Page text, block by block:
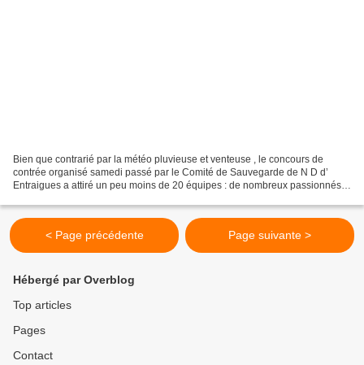
Bien que contrarié par la météo pluvieuse et venteuse , le concours de
contrée organisé samedi passé par le Comité de Sauvegarde de N D d’
Entraigues a attiré un peu moins de 20 équipes : de nombreux passionnés
< Page précédente Page suivante >
Hébergé par Overblog
Top articles
Pages
Contact